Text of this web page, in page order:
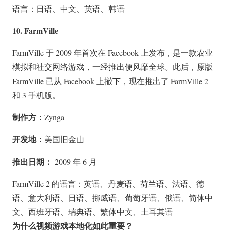
语言：日语、中文、英语、韩语
10. FarmVille
FarmVille 于 2009 年首次在 Facebook 上发布，是一款农业
模拟和社交网络游戏，一经推出便风靡全球。此后，原版
FarmVille 已从 Facebook 上撤下，现在推出了 FarmVille 2
和 3 手机版。
制作方： Zynga
开发地： 美国旧金山
推出日期： 2009 年 6 月
FarmVille 2 的语言：英语、丹麦语、荷兰语、法语、德
语、意大利语、日语、挪威语、葡萄牙语、俄语、简体中
文、西班牙语、瑞典语、繁体中文、土耳其语
为什么视频游戏本地化如此重要？